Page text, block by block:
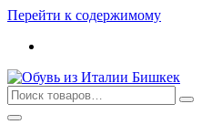
Перейти к содержимому